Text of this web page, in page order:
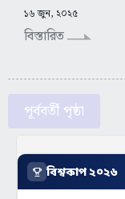
১৬ জুন, ২০২৫
বিস্তারিত
পূর্ববর্তী পৃষ্ঠা